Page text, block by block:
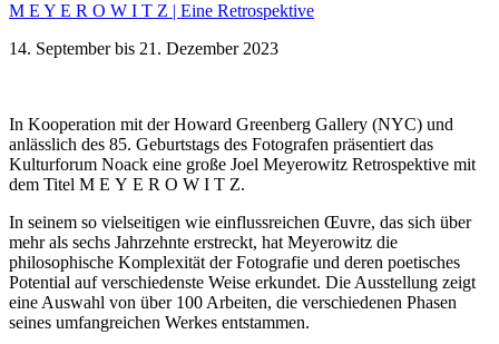
M E Y E R O W I T Z | Eine Retrospektive
14. September bis 21. Dezember 2023
In Kooperation mit der Howard Greenberg Gallery (NYC) und
anlässlich des 85. Geburtstags des Fotografen präsentiert das
Kulturforum Noack eine große Joel Meyerowitz Retrospektive mit
dem Titel M E Y E R O W I T Z.
In seinem so vielseitigen wie einflussreichen Œuvre, das sich über
mehr als sechs Jahrzehnte erstreckt, hat Meyerowitz die
philosophische Komplexität der Fotografie und deren poetisches
Potential auf verschiedenste Weise erkundet. Die Ausstellung zeigt
eine Auswahl von über 100 Arbeiten, die verschiedenen Phasen
seines umfangreichen Werkes entstammen.